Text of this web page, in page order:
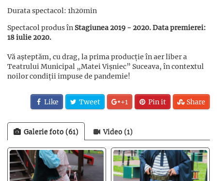
Durata spectacol: 1h20min
Spectacol produs în Stagiunea 2019 - 2020. Data premierei:
18 iulie 2020.
Vă așteptăm, cu drag, la prima producție în aer liber a
Teatrului Municipal „Matei Vișniec” Suceava, în contextul
noilor condiții impuse de pandemie!
Like Tweet +1 Pin it Share
Galerie foto (61) Video (1)